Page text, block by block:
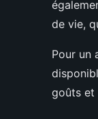
de vie,
Pour un
goûts et